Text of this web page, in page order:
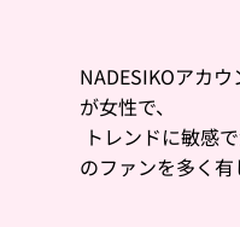
NADESIKOアカ
が女性で、
トレンドに敏感
のファンを多く有